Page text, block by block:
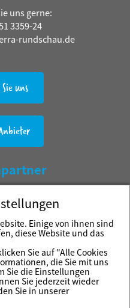
uns gerne:
3359-24
rundschau.de
uns
& Co. KG
1-5
Einige von ihnen sind
diese Website und das
Sie auf "Alle Cookies
die Sie mit uns
Sie die Einstellungen
Sie jederzeit wieder
Sie in unserer